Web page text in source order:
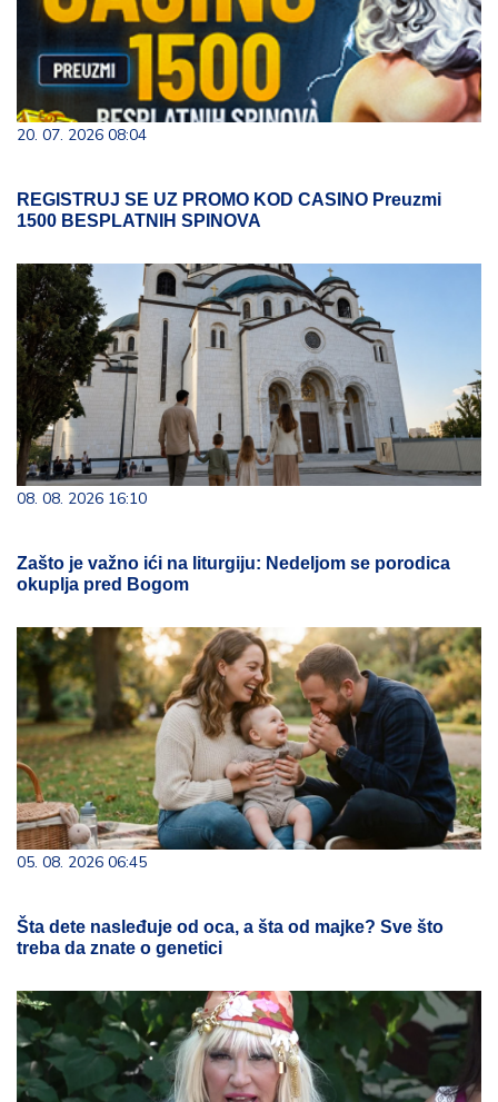
20. 07. 2026 08:04
REGISTRUJ SE UZ PROMO KOD CASINO Preuzmi
1500 BESPLATNIH SPINOVA
08. 08. 2026 16:10
Zašto je važno ići na liturgiju: Nedeljom se porodica
okuplja pred Bogom
05. 08. 2026 06:45
Šta dete nasleđuje od oca, a šta od majke? Sve što
treba da znate o genetici